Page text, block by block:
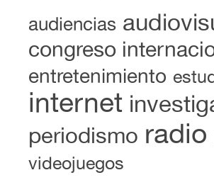
audiencias
congreso
entretenimiento
internet
periodismo radio
videojuegos